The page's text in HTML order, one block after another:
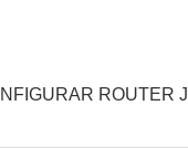
ROUTER